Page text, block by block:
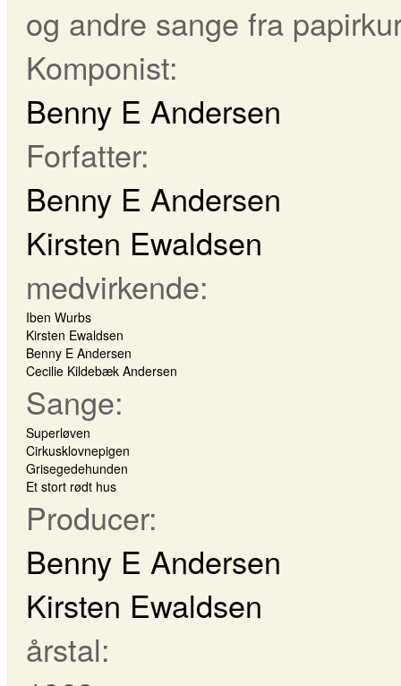
og andre sange fra
Komponist:
Benny E Andersen
Forfatter:
Benny E Andersen
Kirsten Ewaldsen
medvirkende:
Iben Wurbs
Kirsten Ewaldsen
Benny E Andersen
Cecilie Kildebæk Andersen
Sange:
Superløven
Cirkusklovnepigen
Grisegedehunden
Et stort rødt hus
Producer:
Benny E Andersen
Kirsten Ewaldsen
årstal: